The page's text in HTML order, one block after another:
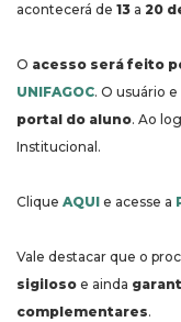
acontecerá de 13 a 20
O acesso será feito
UNIFAGOC. O usuário
portal do aluno. Ao
Institucional.
Clique AQUI e acesse a
Vale destacar que o
sigiloso e ainda
complementares.